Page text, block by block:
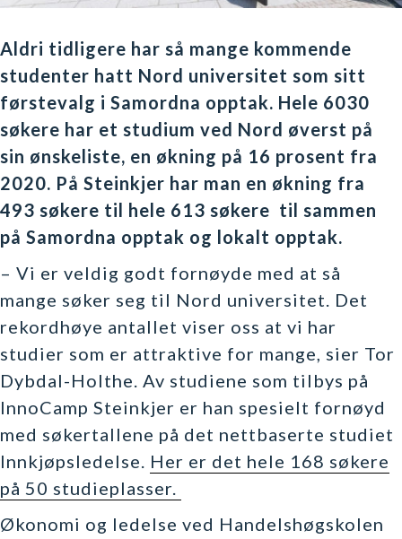
Aldri tidligere har så mange kommende
studenter hatt Nord universitet som sitt
førstevalg i Samordna opptak. Hele 6030
søkere har et studium ved Nord øverst på
sin ønskeliste, en økning på 16 prosent fra
2020. På Steinkjer har man en økning fra
493 søkere til hele 613 søkere til sammen
på Samordna opptak og lokalt opptak.
–​ Vi er veldig godt fornøyde med at så
mange søker seg til Nord universitet. Det
rekordhøye antallet viser oss at vi har
studier som er attraktive for mange, sier Tor
Dybdal-Holthe. Av studiene som tilbys på
InnoCamp Steinkjer er han spesielt fornøyd
med søkertallene på det nettbaserte studiet
Innkjøpsledelse. Her er det hele 168 søkere
på 50 studieplasser.
Økonomi og ledelse ved Handelshøgskolen